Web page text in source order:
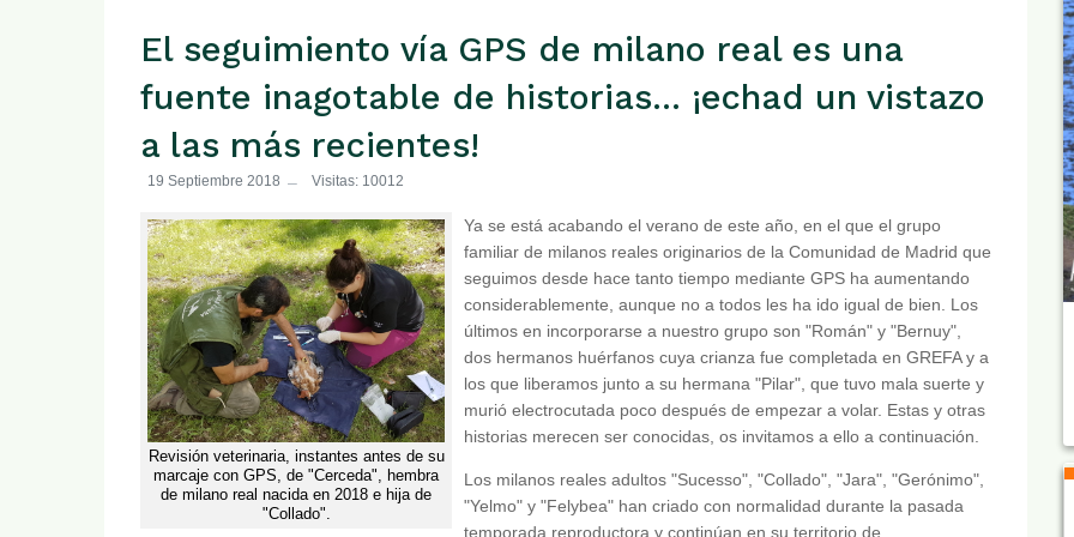
El seguimiento vía GPS de milano real es una
fuente inagotable de historias... ¡echad un vistazo
a las más recientes!
19 Septiembre 2018 Visitas: 10012
Revisión veterinaria, instantes antes de su
marcaje con GPS, de "Cerceda", hembra
de milano real nacida en 2018 e hija de
"Collado".
Ya se está acabando el verano de este año, en el que el grupo
familiar de milanos reales originarios de la Comunidad de Madrid que
seguimos desde hace tanto tiempo mediante GPS ha aumentando
considerablemente, aunque no a todos les ha ido igual de bien. Los
últimos en incorporarse a nuestro grupo son "Román" y "Bernuy",
dos hermanos huérfanos cuya crianza fue completada en GREFA y a
los que liberamos junto a su hermana "Pilar", que tuvo mala suerte y
murió electrocutada poco después de empezar a volar. Estas y otras
historias merecen ser conocidas, os invitamos a ello a continuación.
Los milanos reales adultos "Sucesso", "Collado", "Jara", "Gerónimo",
"Yelmo" y "Felybea" han criado con normalidad durante la pasada
temporada reproductora y continúan en su territorio de